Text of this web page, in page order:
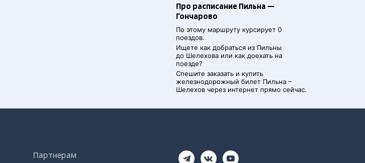
Про расписание Пильна —
Гончарово
По этому маршруту курсирует 0
поездов.
Ищете как добраться из Пильны
до Шелехова или как доехать на
поезде?
Спешите заказать и купить
железнодорожный билет Пильна –
Шелехов через интернет прямо сейчас.
Партнерам